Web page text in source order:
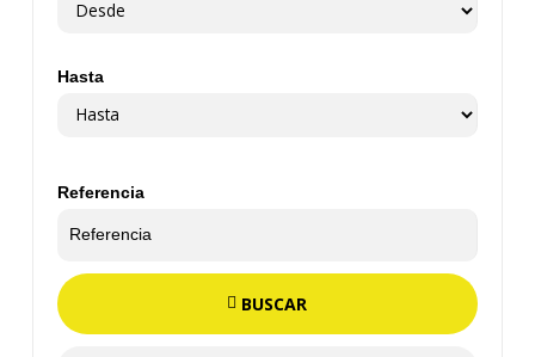
Hasta
Referencia
BUSCAR